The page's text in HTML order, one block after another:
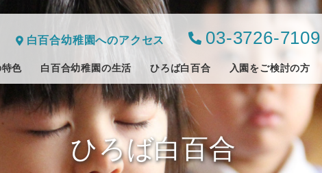
白百合幼稚園へのアクセス 03-3726-7109
色 白百合幼稚園の生活 ひろば白百合 入園をご検討の方
ひろば白百合